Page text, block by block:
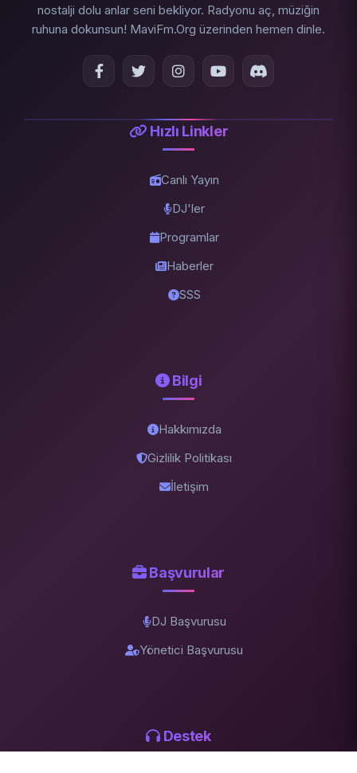
nostalji dolu anlar seni bekliyor. Radyonu aç, müziğin
ruhuna dokunsun! MaviFm.Org üzerinden hemen dinle.
Hızlı Linkler
Canlı Yayın
DJ'ler
Programlar
Haberler
SSS
Bilgi
Hakkımızda
Gizlilik Politikası
İletişim
Başvurular
DJ Başvurusu
Yönetici Başvurusu
Destek